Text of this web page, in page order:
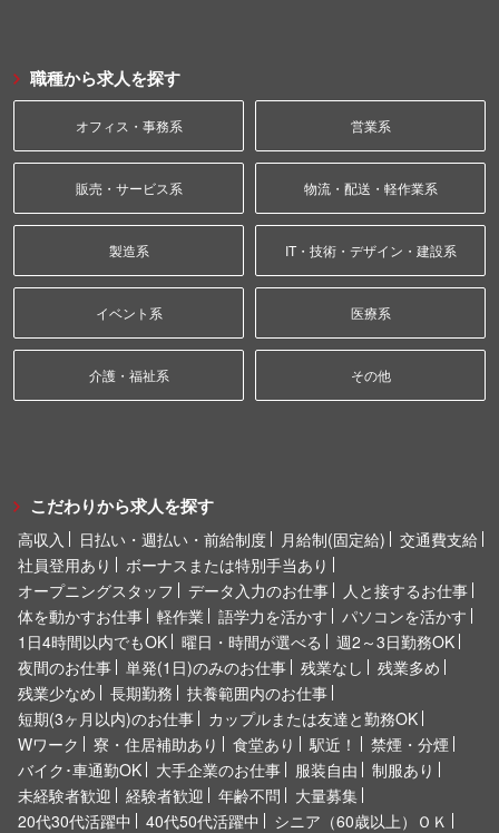
職種から求人を探す
オフィス・事務系 営業系
販売・サービス系 物流・配送・軽作業系
製造系 IT・技術・デザイン・建設系
イベント系 医療系
介護・福祉系 その他
こだわりから求人を探す
高収入 日払い・週払い・前給制度 月給制(固定給)
交通費支給
社員登用あり
ボーナスまたは特別手当あり
オープニングスタッフ
データ入力のお仕事
人と接するお仕事
体を動かすお仕事
軽作業 語学力を活かす
パソコンを活かす
1日4時間以内でもOK
曜日・時間が選べる
週2～3日勤務OK
夜間のお仕事
単発(1日)のみのお仕事 残業なし
残業多め
残業少なめ
長期勤務
扶養範囲内のお仕事
短期(3ヶ月以内)のお仕事
カップルまたは友達と勤務OK
Wワーク
寮・住居補助あり 食堂あり 駅近！
禁煙・分煙
バイク･車通勤OK
大手企業のお仕事 服装自由
制服あり
未経験者歓迎
経験者歓迎 年齢不問
大量募集
20代30代活躍中
40代50代活躍中 シニア（60歳以上）ＯＫ